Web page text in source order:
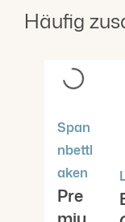
Häufig
Span
nbettl
aken
Pre